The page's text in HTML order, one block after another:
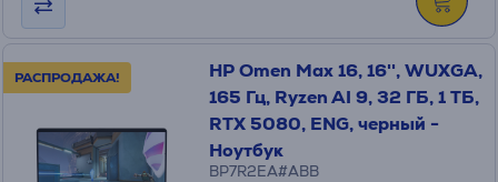
РАСПРОДАЖА!
HP Omen Max 16, 16'', WUXGA,
165 Гц, Ryzen AI 9, 32 ГБ, 1 ТБ,
RTX 5080, ENG, черный -
Ноутбук
BP7R2EA#ABB